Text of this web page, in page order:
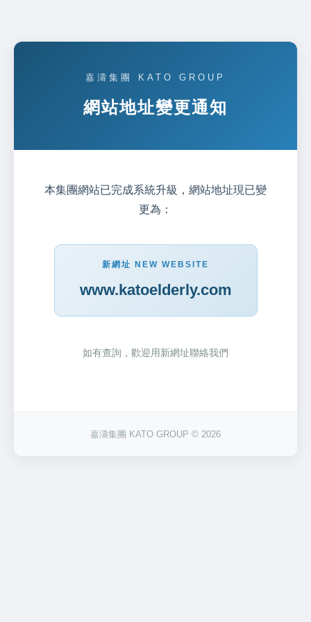
嘉濤集團 KATO GROUP
網站地址變更通知
本集團網站已完成系統升級，網站地址現已變
更為：
新網址 NEW WEBSITE
www.katoelderly.com
如有查詢，歡迎用新網址聯絡我們
嘉濤集團 KATO GROUP © 2026